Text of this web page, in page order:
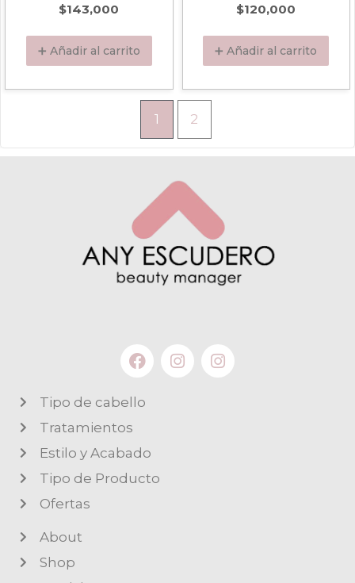
$143,000
➕ Añadir al carrito
$120,000
➕ Añadir al carrito
1 2
Tipo de cabello
Tratamientos
Estilo y Acabado
Tipo de Producto
Ofertas
About
Shop